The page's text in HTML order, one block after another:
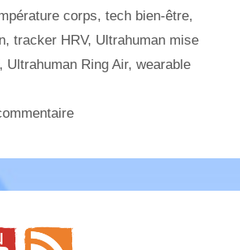
corps, tech bien-être,
, tracker HRV, Ultrahuman mise
, Ultrahuman Ring Air, wearable